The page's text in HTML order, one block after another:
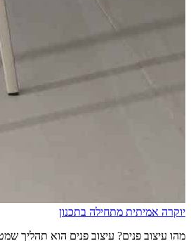
יוקרה אמיתית מתחילה בתכנון
מהו עיצוב פנים? עיצוב פנים הוא תהליך